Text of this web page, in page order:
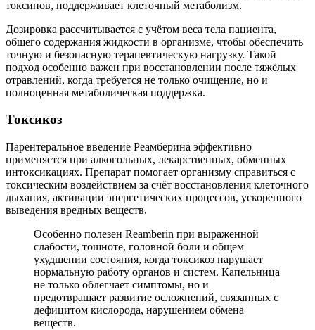
токсинов, поддерживает клеточный метаболизм.
Дозировка рассчитывается с учётом веса тела пациента,
общего содержания жидкости в организме, чтобы обеспечить
точную и безопасную терапевтическую нагрузку. Такой
подход особенно важен при восстановлении после тяжёлых
отравлений, когда требуется не только очищение, но и
полноценная метаболическая поддержка.
Токсикоз
Парентеральное введение Реамберина эффективно
применяется при алкогольных, лекарственных, обменных
интоксикациях. Препарат помогает организму справиться с
токсическим воздействием за счёт восстановления клеточного
дыхания, активации энергетических процессов, ускоренного
выведения вредных веществ.
Особенно полезен Reamberin при выраженной
слабости, тошноте, головной боли и общем
ухудшении состояния, когда токсикоз нарушает
нормальную работу органов и систем. Капельница
не только облегчает симптомы, но и
предотвращает развитие осложнений, связанных с
дефицитом кислорода, нарушением обмена
веществ.